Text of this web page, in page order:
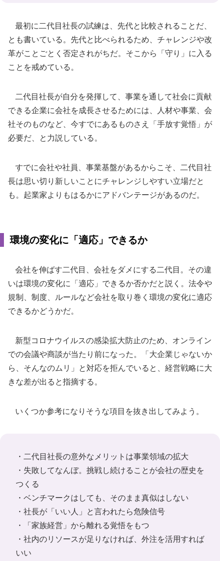
最初に二代目社長の試練は、先代と比較されることだ、
とも書いている。先代と比べられるため、チャレンジや改
革がことごとく否定されがちだ。そこから「守り」に入る
ことを戒めている。
二代目社長が自分を発揮して、事業を通して社会に貢献
できる企業に会社を成長させるためには、人材や事業、会
社そのものなど、今すでにあるものさえ「手放す覚悟」が
必要だ、と力説している。
すでに会社や社員、事業基盤があるからこそ、二代目社
長は思い切り新しいことにチャレンジしやすい立場だと
も。起業家よりもはるかにアドバンテージがあるのだ。
環境の変化に「適応」できるか
会社を伸ばす二代目、会社をダメにする二代目。その違
いは環境の変化に「適応」できるか否かだと説く。法令や
規制、制度、ルールなど会社を取り巻く環境の変化に適応
できるかどうかだ。
新型コロナウイルスの感染拡大防止のため、オンライン
での会議や商談が当たり前になった。「大企業じゃないか
ら、そんなのムリ」と対応を拒んでいると、経営戦略に大
きな差が出ると指摘する。
いくつか参考になりそうな項目を抜き出してみよう。
・二代目社長の意外なメリットは事業領域の拡大
・失敗してなんぼ。挑戦し続けることが会社の歴史を
つくる
・ベンチマークはしても、そのまま真似はしない
・社長が「いい人」と言われたら危険信号
・「家族経営」から離れる覚悟をもつ
・社内のリソースが足りなければ、外注を活用すれば
いい